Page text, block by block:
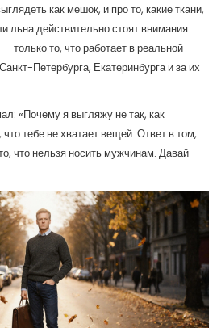
как мешок, и про то, какиеткани,
льнадействительно стоят внимания.
только то, что работает в реальной
Петербурга, Екатеринбурга и за их
«Почему я выгляжу не так, как
тебе не хватает вещей. Ответ в том,
что нельзя носить мужчинам. Давай